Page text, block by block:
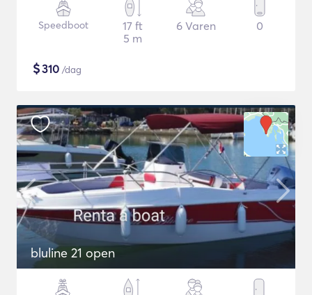
Speedboot
17 ft
5 m
6 Varen 0
$310 /dag
bluline 21 open